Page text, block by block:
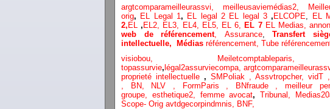
argtcomparameilleurassvi, meilleusaviemédias2,
orig, EL Legal 1, EL legal 2 EL legal 3 , ELCOPE EL
2, EL , EL2, EL3, EL4, EL5, EL 6, EL 7 EL Medias,
web de référencement, Assurance,Transfert
intellectuelle, Médias référencement, Tube
visiobou
Meiletcomptableparis
topassurvie, légal2assurviecompa,
proprieté intellectuelle , SMPoliak ,Assvtropcher,vidT
BN, NLV , FormParis , BNfraude , meilleur
groupe, esthetique2, femme avocat,Tribunal,
Scope- Orig avtdgecorpindmnis,
BNF,